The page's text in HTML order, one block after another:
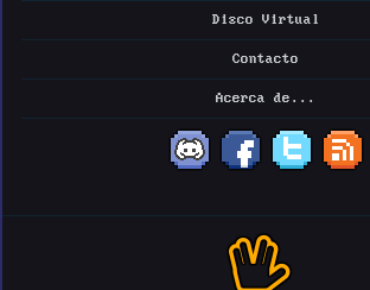
Disco Virtual
Contacto
Acerca de...